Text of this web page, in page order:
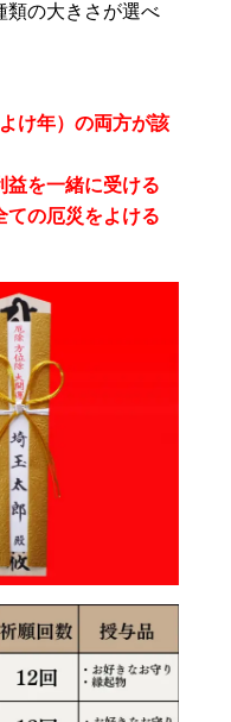
類の大きさが選べ
け年）の両方が該
益を一緒に受ける
ての厄災をよける